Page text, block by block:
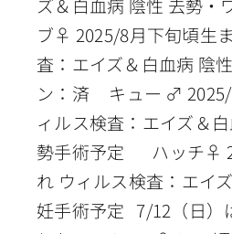
ズ＆白血病 陰性 去勢
ブ♀ 2025/8月下旬頃生
査：エイズ＆白血病 陰
ン：済 キュー ♂ 2025/
ィルス検査：エイズ＆
勢手術予定 ハッチ♀
れ ウィルス検査：エイ
妊手術予定 7/12（日）